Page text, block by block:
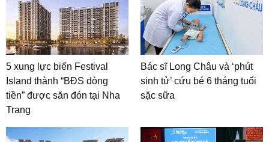
5 xung lực biến Festival
Island thành “BĐS dòng
tiền” được săn đón tại Nha
Trang
Bác sĩ Long Châu và ‘phút
sinh tử’ cứu bé 6 tháng tuổi
sặc sữa